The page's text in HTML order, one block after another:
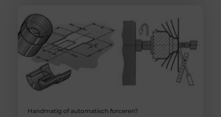
Handmatig of automatisch forceren?